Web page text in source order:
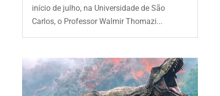
início de julho, na Universidade de São
Carlos, o Professor Walmir Thomazi...